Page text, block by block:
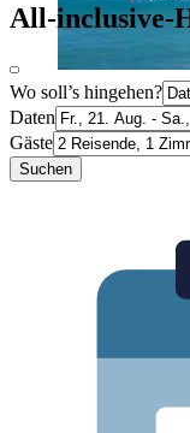
All-inclusive-
Wo soll’s hingehen?
Daten
Gäste
Suchen